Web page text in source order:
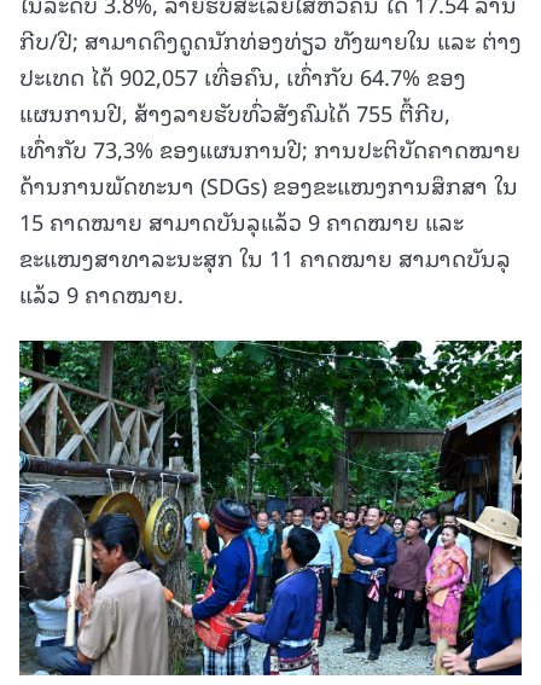
ກີບ/ປີ; ສາມາດດຶງດູດນັກທ່ອງທ່ຽວ ທັງພາຍໃນ ແລະ ຕ່າງ
ປະເທດ ໄດ້ 902,057 ເທື່ອຄົນ, ເທົ່າກັບ 64.7% ຂອງ
ແຜນການປີ, ສ້າງລາຍຮັບທົ່ວສັງຄົມໄດ້ 755 ຕື້ກີບ,
ເທົ່າກັບ 73,3% ຂອງແຜນການປີ; ການປະຕິບັດຄາດໝາຍ
ດ້ານການພັດທະນາ (SDGs) ຂອງຂະແໜງການສຶກສາ ໃນ
15 ຄາດໝາຍ ສາມາດບັນລຸແລ້ວ 9 ຄາດໝາຍ ແລະ
ຂະແໜງສາທາລະນະສຸກ ໃນ 11 ຄາດໝາຍ ສາມາດບັນລຸ
ແລ້ວ 9 ຄາດໝາຍ.